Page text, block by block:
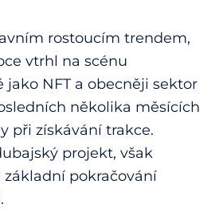
rostoucím trendem,
vtrhl na scénu
jako NFT a obecněji sektor
několika měsících
při získávání trakce.
projekt, však
základní pokračování